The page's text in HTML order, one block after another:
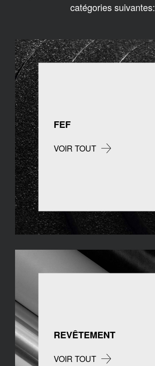
catégories suivantes:
FEF
VOIR TOUT
REVÊTEMENT
VOIR TOUT